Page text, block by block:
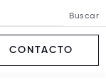
Buscar
CONTACTO